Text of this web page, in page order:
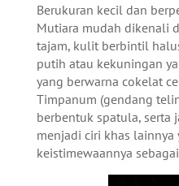
Berukuran kecil dan
Mutiara mudah dikenali
tajam, kulit berbintil
putih atau kekuningan
yang berwarna cokelat
Timpanum (gendang
berbentuk spatula, serta
menjadi ciri khas lainnya
keistimewaannya